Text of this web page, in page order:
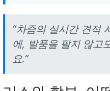
“차즘의 실시간 견적
에, 발품을 팔지 않고
요.”